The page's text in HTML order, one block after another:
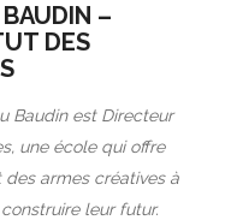
–
DES
Baudin est Directeur
une école qui offre
armes créatives à
leur futur.